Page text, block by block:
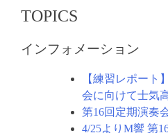
TOPICS
インフォメーション
【練習レポート
会に向けて士気
第16回定期演奏
4/25よりM響 第